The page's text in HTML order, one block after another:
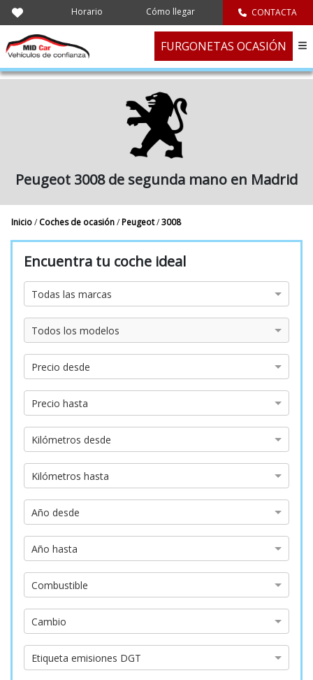
Horario Cómo llegar CONTACTA
FURGONETAS OCASIÓN
Peugeot 3008 de segunda mano en Madrid
Inicio/ Coches de ocasión/Peugeot/3008
Encuentra tu coche ideal
Marca
Todas las marcas
Modelo
Todos los modelos
Precio
desde
Precio desde
Precio
hasta
Precio hasta
Kilómetros
desde
Kilómetros desde
Kilómetros
hasta
Kilómetros hasta
Año
desde
Año desde
Año
hasta
Año hasta
Tipo
de
combustible
Combustible
Tipo
de
cambio
Cambio
Etiqueta
emisiones
Etiqueta emisiones DGT